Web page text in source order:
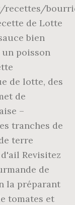
recettes/
de Lotte
bien
un poisson
de lotte, des
de
–
tranches de
terre
Revisitez
de
la préparant
tomates et